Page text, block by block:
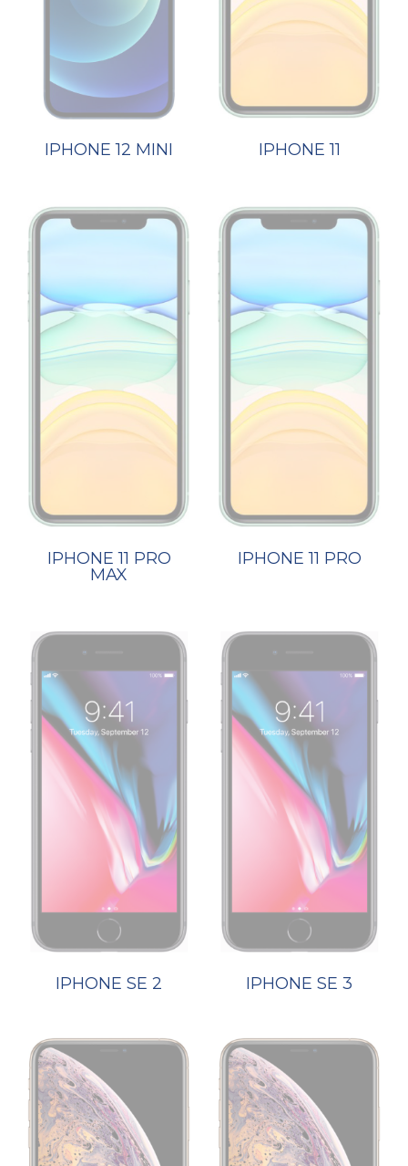
IPHONE 12 MINI IPHONE 11
IPHONE 11 PRO
MAX
IPHONE 11 PRO
IPHONE SE 2 IPHONE SE 3